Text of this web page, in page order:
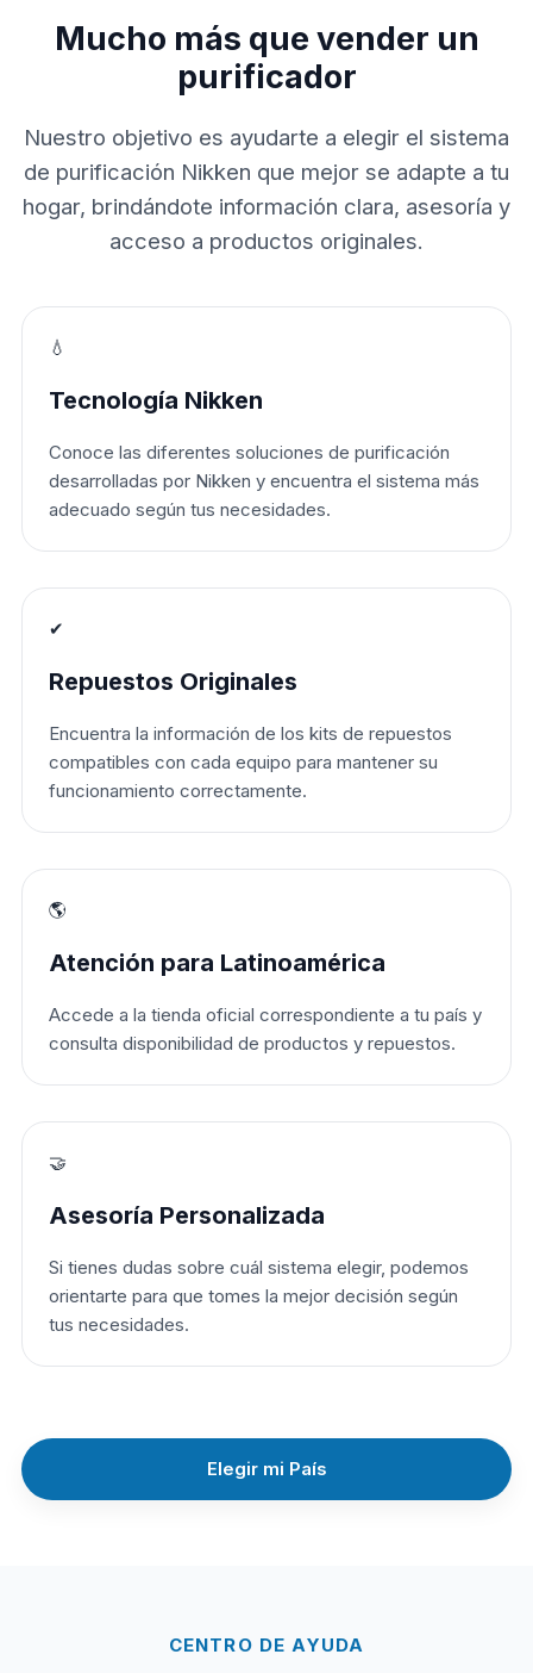
Mucho más que vender un
purificador
Nuestro objetivo es ayudarte a elegir el sistema
de purificación Nikken que mejor se adapte a tu
hogar, brindándote información clara, asesoría y
acceso a productos originales.
💧
Tecnología Nikken
Conoce las diferentes soluciones de purificación
desarrolladas por Nikken y encuentra el sistema más
adecuado según tus necesidades.
✔
Repuestos Originales
Encuentra la información de los kits de repuestos
compatibles con cada equipo para mantener su
funcionamiento correctamente.
🌎
Atención para Latinoamérica
Accede a la tienda oficial correspondiente a tu país y
consulta disponibilidad de productos y repuestos.
🤝
Asesoría Personalizada
Si tienes dudas sobre cuál sistema elegir, podemos
orientarte para que tomes la mejor decisión según
tus necesidades.
Elegir mi País
CENTRO DE AYUDA